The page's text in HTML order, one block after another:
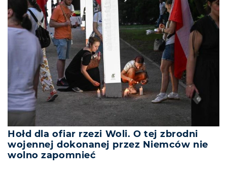
Hołd dla ofiar rzezi Woli. O tej zbrodni
wojennej dokonanej przez Niemców nie
wolno zapomnieć